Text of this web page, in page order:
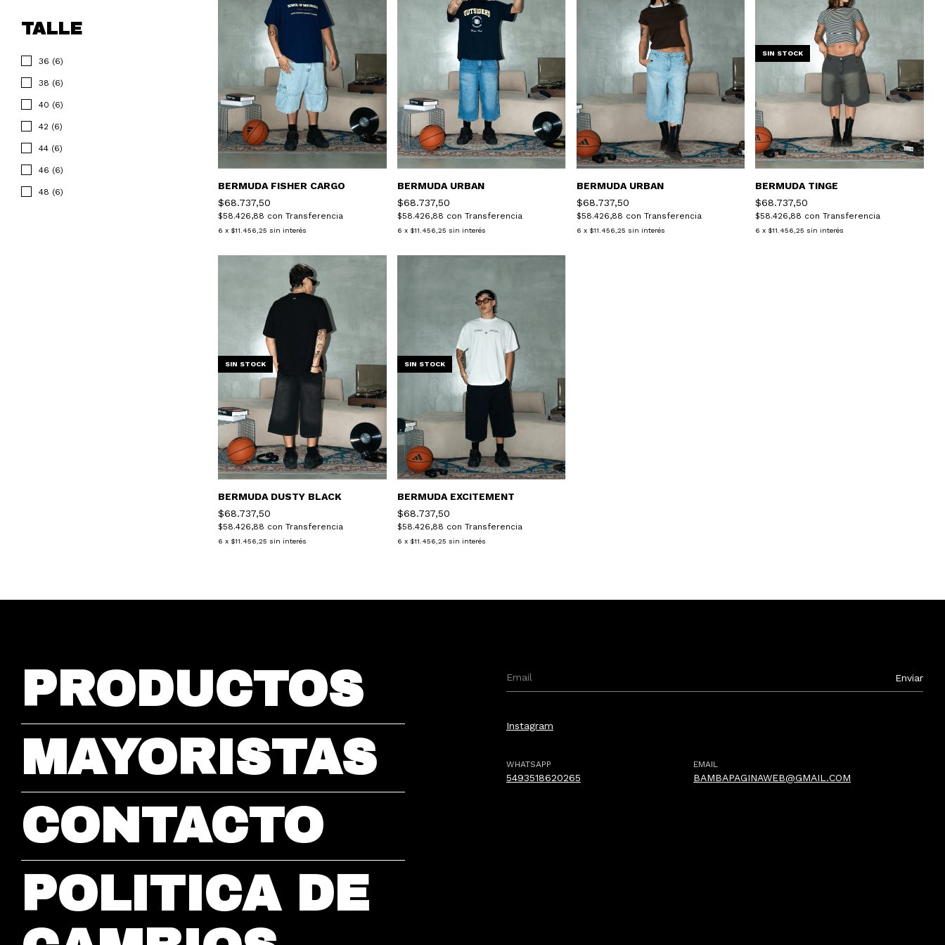
TALLE
36 (6)
38 (6)
40 (6)
42 (6)
44 (6)
46 (6)
48 (6)
BERMUDA FISHER CARGO
$68.737,50
$58.426,88 con Transferencia
6 x $11.456,25 sin interés
BERMUDA URBAN
$68.737,50
$58.426,88 con Transferencia
6 x $11.456,25 sin interés
BERMUDA URBAN
$68.737,50
$58.426,88 con Transferencia
6 x $11.456,25 sin interés
SIN STOCK
BERMUDA TINGE
$68.737,50
$58.426,88 con Transferencia
6 x $11.456,25 sin interés
SIN STOCK
BERMUDA DUSTY BLACK
$68.737,50
$58.426,88 con Transferencia
6 x $11.456,25 sin interés
SIN STOCK
BERMUDA EXCITEMENT
$68.737,50
$58.426,88 con Transferencia
6 x $11.456,25 sin interés
PRODUCTOS
MAYORISTAS
CONTACTO
POLITICA DE
Instagram
WHATSAPP
5493518620265
EMAIL
BAMBAPAGINAWEB@GMAIL.COM